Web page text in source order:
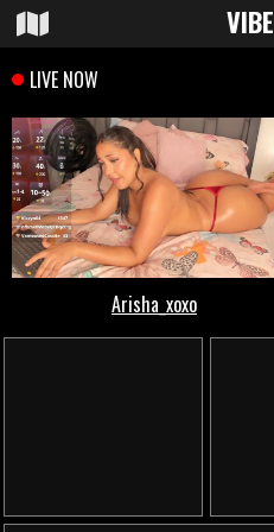
VIBE